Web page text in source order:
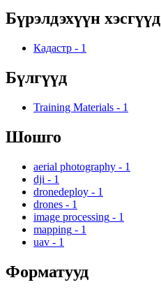
Бүрэлдэхүүн хэсгүүд
Кадастр - 1
Бүлгүүд
Training Materials - 1
Шошго
aerial photography - 1
dji - 1
dronedeploy - 1
drones - 1
image processing - 1
mapping - 1
uav - 1
Форматууд